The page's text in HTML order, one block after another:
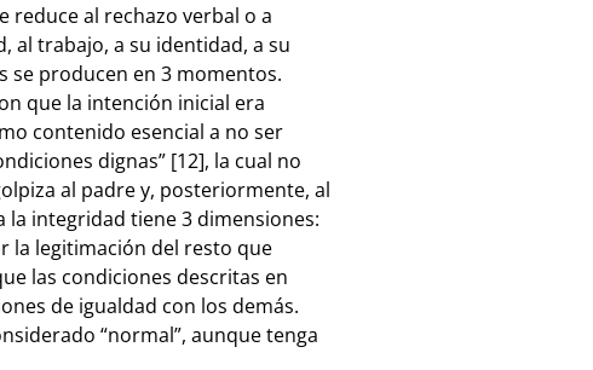
reduce al rechazo verbal o a
al trabajo, a su identidad, a su
se producen en 3 momentos.
que la intención inicial era
contenido esencial a no ser
dignas” [12], la cual no
al padre y, posteriormente, al
la integridad tiene 3 dimensiones:
la legitimación del resto que
las condiciones descritas en
de igualdad con los demás.
“normal”, aunque tenga